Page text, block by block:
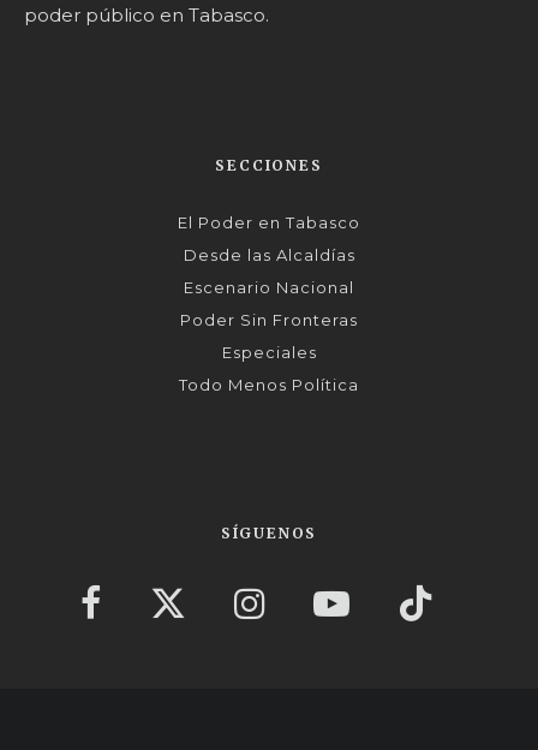
poder público en Tabasco.
SECCIONES
El Poder en Tabasco
Desde las Alcaldías
Escenario Nacional
Poder Sin Fronteras
Especiales
Todo Menos Política
SÍGUENOS